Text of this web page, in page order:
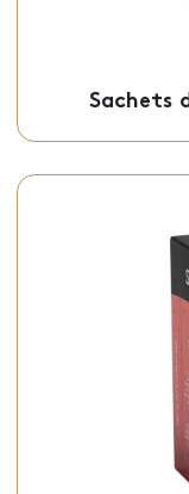
Sachets
l’érable,
est